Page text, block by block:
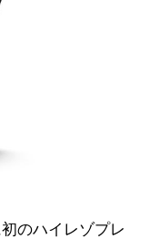
のハイレゾプレ